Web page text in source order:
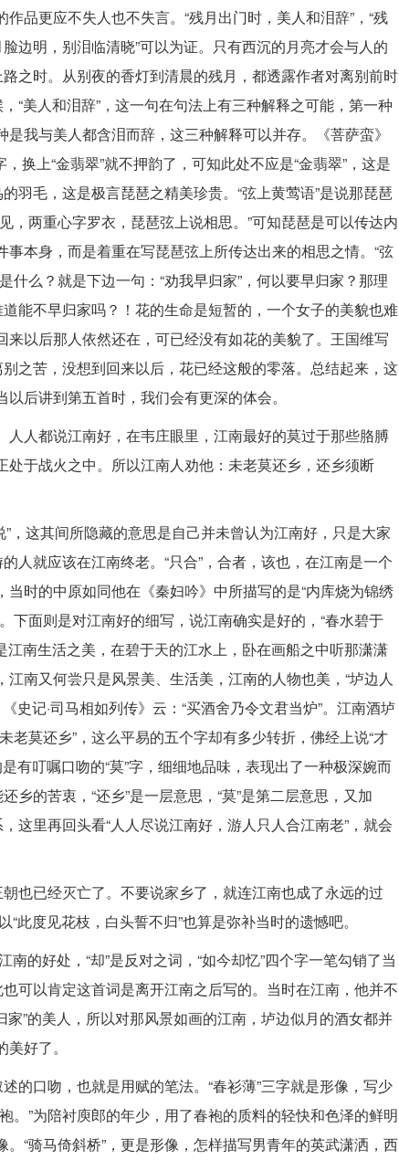
品更应不失人也不失言。“残月出门时，美人和泪辞”，“残
边明，别泪临清晓”可以为证。只有西沉的月亮才会与人的
之时。从别夜的香灯到清晨的残月，都透露作者对离别前时
“美人和泪辞”，这一句在句法上有三种解释之可能，第一种
我与美人都含泪而辞，这三种解释可以并存。《菩萨蛮》
换上“金翡翠”就不押韵了，可知此处不应是“金翡翠”，这是
羽毛，这是极言琵琶之精美珍贵。“弦上黄莺语”是说那琵琶
两重心字罗衣，琵琶弦上说相思。”可知琵琶是可以传达内
本身，而是着重在写琵琶弦上所传达出来的相思之情。“弦
么？就是下边一句：“劝我早归家”，何以要早归家？那理
能不早归家吗？！花的生命是短暂的，一个女子的美貌也难
以后那人依然还在，可已经没有如花的美貌了。王国维写
之苦，没想到回来以后，花已经这般的零落。总结起来，这
后讲到第五首时，我们会有更深的体会。
人都说江南好，在韦庄眼里，江南最好的莫过于那些胳膊
于战火之中。所以江南人劝他：未老莫还乡，还乡须断
，这其间所隐藏的意思是自己并未曾认为江南好，只是大家
人就应该在江南终老。“只合”，合者，该也，在江南是一个
时的中原如同他在《秦妇吟》中所描写的是“内库烧为锦绣
下面则是对江南好的细写，说江南确实是好的，“春水碧于
江南生活之美，在碧于天的江水上，卧在画船之中听那潇潇
南又何尝只是风景美、生活美，江南的人物也美，“垆边人
史记·司马相如列传》云：“买酒舍乃令文君当炉”。江南酒垆
莫还乡”，这么平易的五个字却有多少转折，佛经上说“才
有叮嘱口吻的“莫”字，细细地品味，表现出了一种极深婉而
乡的苦衷，“还乡”是一层意思，“莫”是第二层意思，又加
这里再回头看“人人尽说江南好，游人只人合江南老”，就会
也已经灭亡了。不要说家乡了，就连江南也成了永远的过
此度见花枝，白头誓不归”也算是弥补当时的遗憾吧。
的好处，“却”是反对之词，“如今却忆”四个字一笔勾销了当
可以肯定这首词是离开江南之后写的。当时在江南，他并不
”的美人，所以对那风景如画的江南，垆边似月的酒女都并
好了。
的口吻，也就是用赋的笔法。“春衫薄”三字就是形像，写少
”为陪衬庾郎的年少，用了春袍的质料的轻快和色泽的鲜明
“骑马倚斜桥”，更是形像，怎样描写男青年的英武潇洒，西